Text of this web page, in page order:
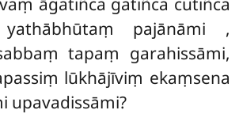
pajānāmi ,
tapaṃ garahissāmi,
lūkhājīviṃ ekaṃsena
upavadissāmi?